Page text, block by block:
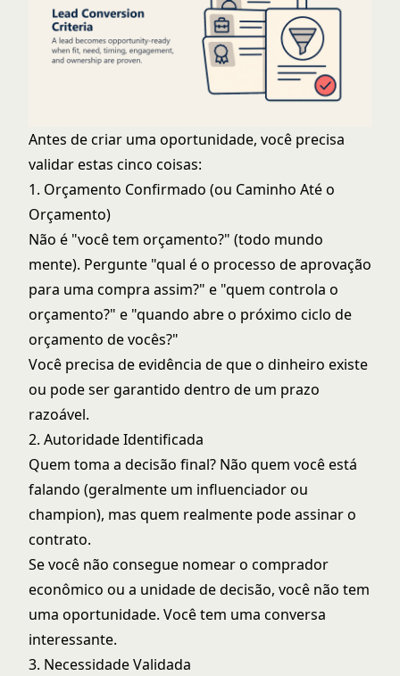
Antes de criar uma oportunidade, você precisa
validar estas cinco coisas:
1. Orçamento Confirmado (ou Caminho Até o
Orçamento)
Não é "você tem orçamento?" (todo mundo
mente). Pergunte "qual é o processo de aprovação
para uma compra assim?" e "quem controla o
orçamento?" e "quando abre o próximo ciclo de
orçamento de vocês?"
Você precisa de evidência de que o dinheiro existe
ou pode ser garantido dentro de um prazo
razoável.
2. Autoridade Identificada
Quem toma a decisão final? Não quem você está
falando (geralmente um influenciador ou
champion), mas quem realmente pode assinar o
contrato.
Se você não consegue nomear o comprador
econômico ou a unidade de decisão, você não tem
uma oportunidade. Você tem uma conversa
interessante.
3. Necessidade Validada